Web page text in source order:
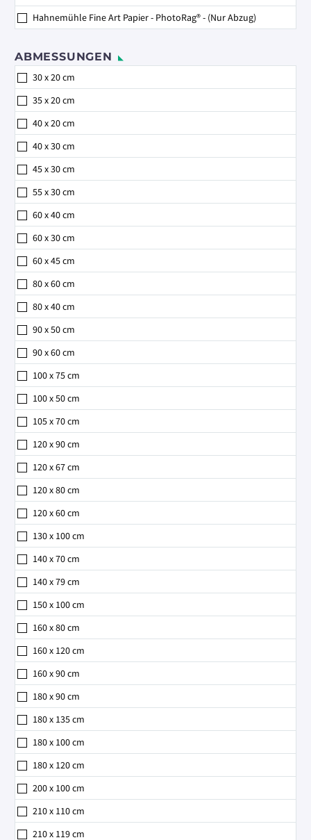
Hahnemühle Fine Art Papier - PhotoRag® - (Nur Abzug)
ABMESSUNGEN
30 x 20 cm
35 x 20 cm
40 x 20 cm
40 x 30 cm
45 x 30 cm
55 x 30 cm
60 x 40 cm
60 x 30 cm
60 x 45 cm
80 x 60 cm
80 x 40 cm
90 x 50 cm
90 x 60 cm
100 x 75 cm
100 x 50 cm
105 x 70 cm
120 x 90 cm
120 x 67 cm
120 x 80 cm
120 x 60 cm
130 x 100 cm
140 x 70 cm
140 x 79 cm
150 x 100 cm
160 x 80 cm
160 x 120 cm
160 x 90 cm
180 x 90 cm
180 x 135 cm
180 x 100 cm
180 x 120 cm
200 x 100 cm
210 x 110 cm
210 x 119 cm